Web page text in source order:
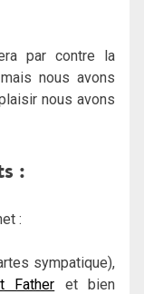
par contre la
nous avons
nous avons
:
:
sympatique),
Father et bien